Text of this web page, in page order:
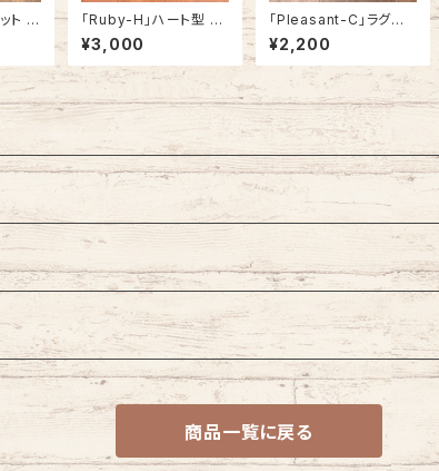
ト 玄
「Ruby-H」ハート型 ラ
グマット ミニサイズ おし
ゃれ かわいい ハート 3
0cm x 40cm
¥3,000
「Pleasant-C」ラグマッ
ト チェアパッド カーペッ
ト おしゃれ 丸型 ラウン
ド型 円形 アメリカ製
¥2,200
商品一覧に戻る